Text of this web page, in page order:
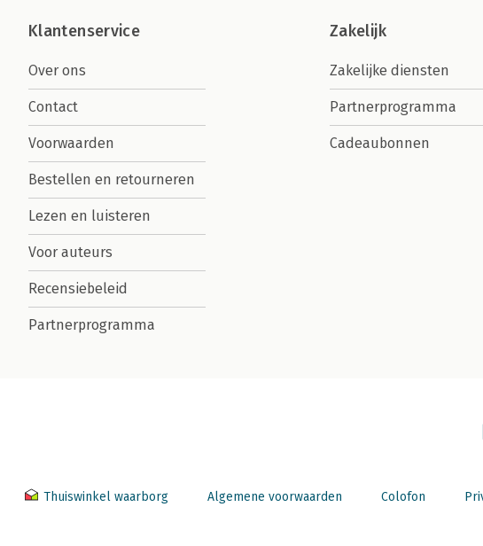
Klantenservice
Over ons
Contact
Voorwaarden
Bestellen en retourneren
Lezen en luisteren
Voor auteurs
Recensiebeleid
Partnerprogramma
Zakelijk
Zakelijke diensten
Partnerprogramma
Cadeaubonnen
Thuiswinkel waarborg Algemene voorwaarden Colofon